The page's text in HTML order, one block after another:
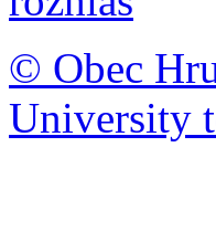
© Obec
University